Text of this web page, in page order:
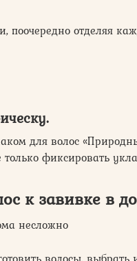
поочередно отделяя
для волос
только фиксировать
к завивке в
несложно